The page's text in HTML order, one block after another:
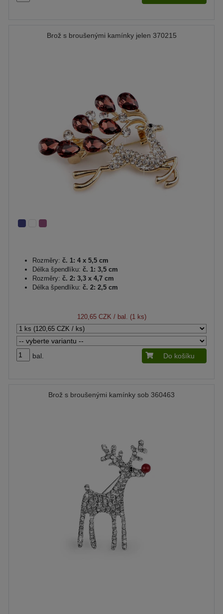
Brož s broušenými kamínky jelen 370215
Rozměry: č. 1: 4 x 5,5 cm
Délka špendlíku: č. 1: 3,5 cm
Rozměry: č. 2: 3,3 x 4,7 cm
Délka špendlíku: č. 2: 2,5 cm
120,65 CZK / bal. (1 ks)
bal. Do košíku
Brož s broušenými kamínky sob 360463